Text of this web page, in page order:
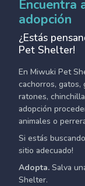
Encuentra
adopción
¿Estás
Pet Shelter!
En Miwuki Pet
cachorros, gatos,
ratones,
adopción
animales o
Si estás
sitio adecuado!
Adopta. Salva
Shelter.